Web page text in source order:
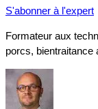
S'abonner à l'expert
Formateur aux
porcs, bientraitance